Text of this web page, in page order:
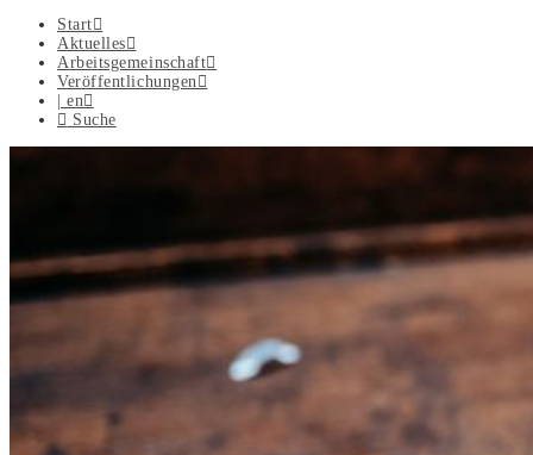
Start
Aktuelles
Arbeitsgemeinschaft
Veröffentlichungen
| en
Suche